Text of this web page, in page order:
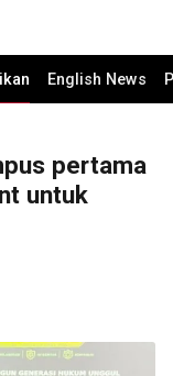
English News
pertama
untuk